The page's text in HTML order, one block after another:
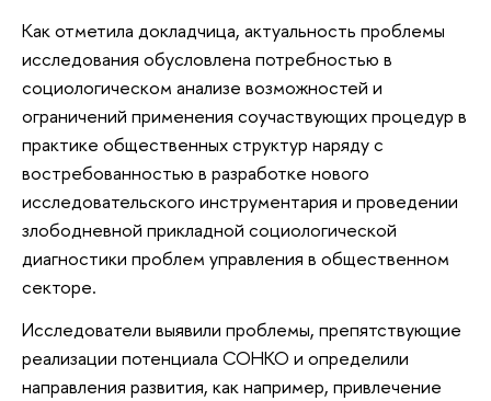
Как отметила докладчица, актуальность проблемы
исследования обусловлена потребностью в
социологическом анализе возможностей и
ограничений применения соучаствующих процедур в
практике общественных структур наряду с
востребованностью в разработке нового
исследовательского инструментария и проведении
злободневной прикладной социологической
диагностики проблем управления в общественном
секторе.
Исследователи выявили проблемы, препятствующие
реализации потенциала СОНКО и определили
направления развития, как например, привлечение